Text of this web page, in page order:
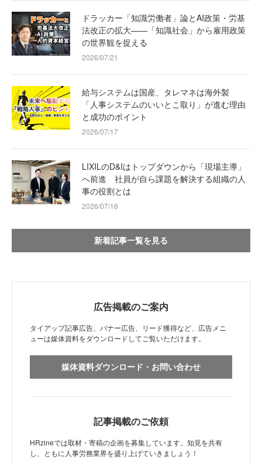
ドラッカー「知識労働者」論とAI政策・労基
法改正の拡大——「知識社会」から雇用政策
の世界観を捉える
2026/07/21
給与システムは国産、タレマネは海外製
「人事システムのいいとこ取り」が進む理由
と成功のポイント
2026/07/17
LIXILのD&Iはトップダウンから「現場主導」
へ前進 社員が自ら課題を解決する組織の人
事の役割とは
2026/07/16
新着記事一覧を見る
広告掲載のご案内
タイアップ記事広告、バナー広告、リード獲得など、広告メニ
ューは媒体資料をダウンロードしてご覧いただけます。
媒体資料ダウンロード・お問い合わせ
記事掲載のご依頼
HRzineでは取材・寄稿の企画を募集しています。知見を共有
し、ともに人事労務業界を盛り上げていきましょう！